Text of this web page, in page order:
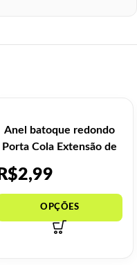
Anel batoque redondo
Porta Cola Extensão de
R$2,99